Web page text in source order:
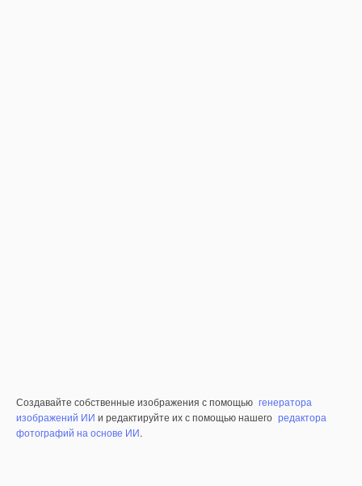
Создавайте собственные изображения с помощью генератора
изображений ИИ и редактируйте их с помощью нашего редактора
фотографий на основе ИИ.